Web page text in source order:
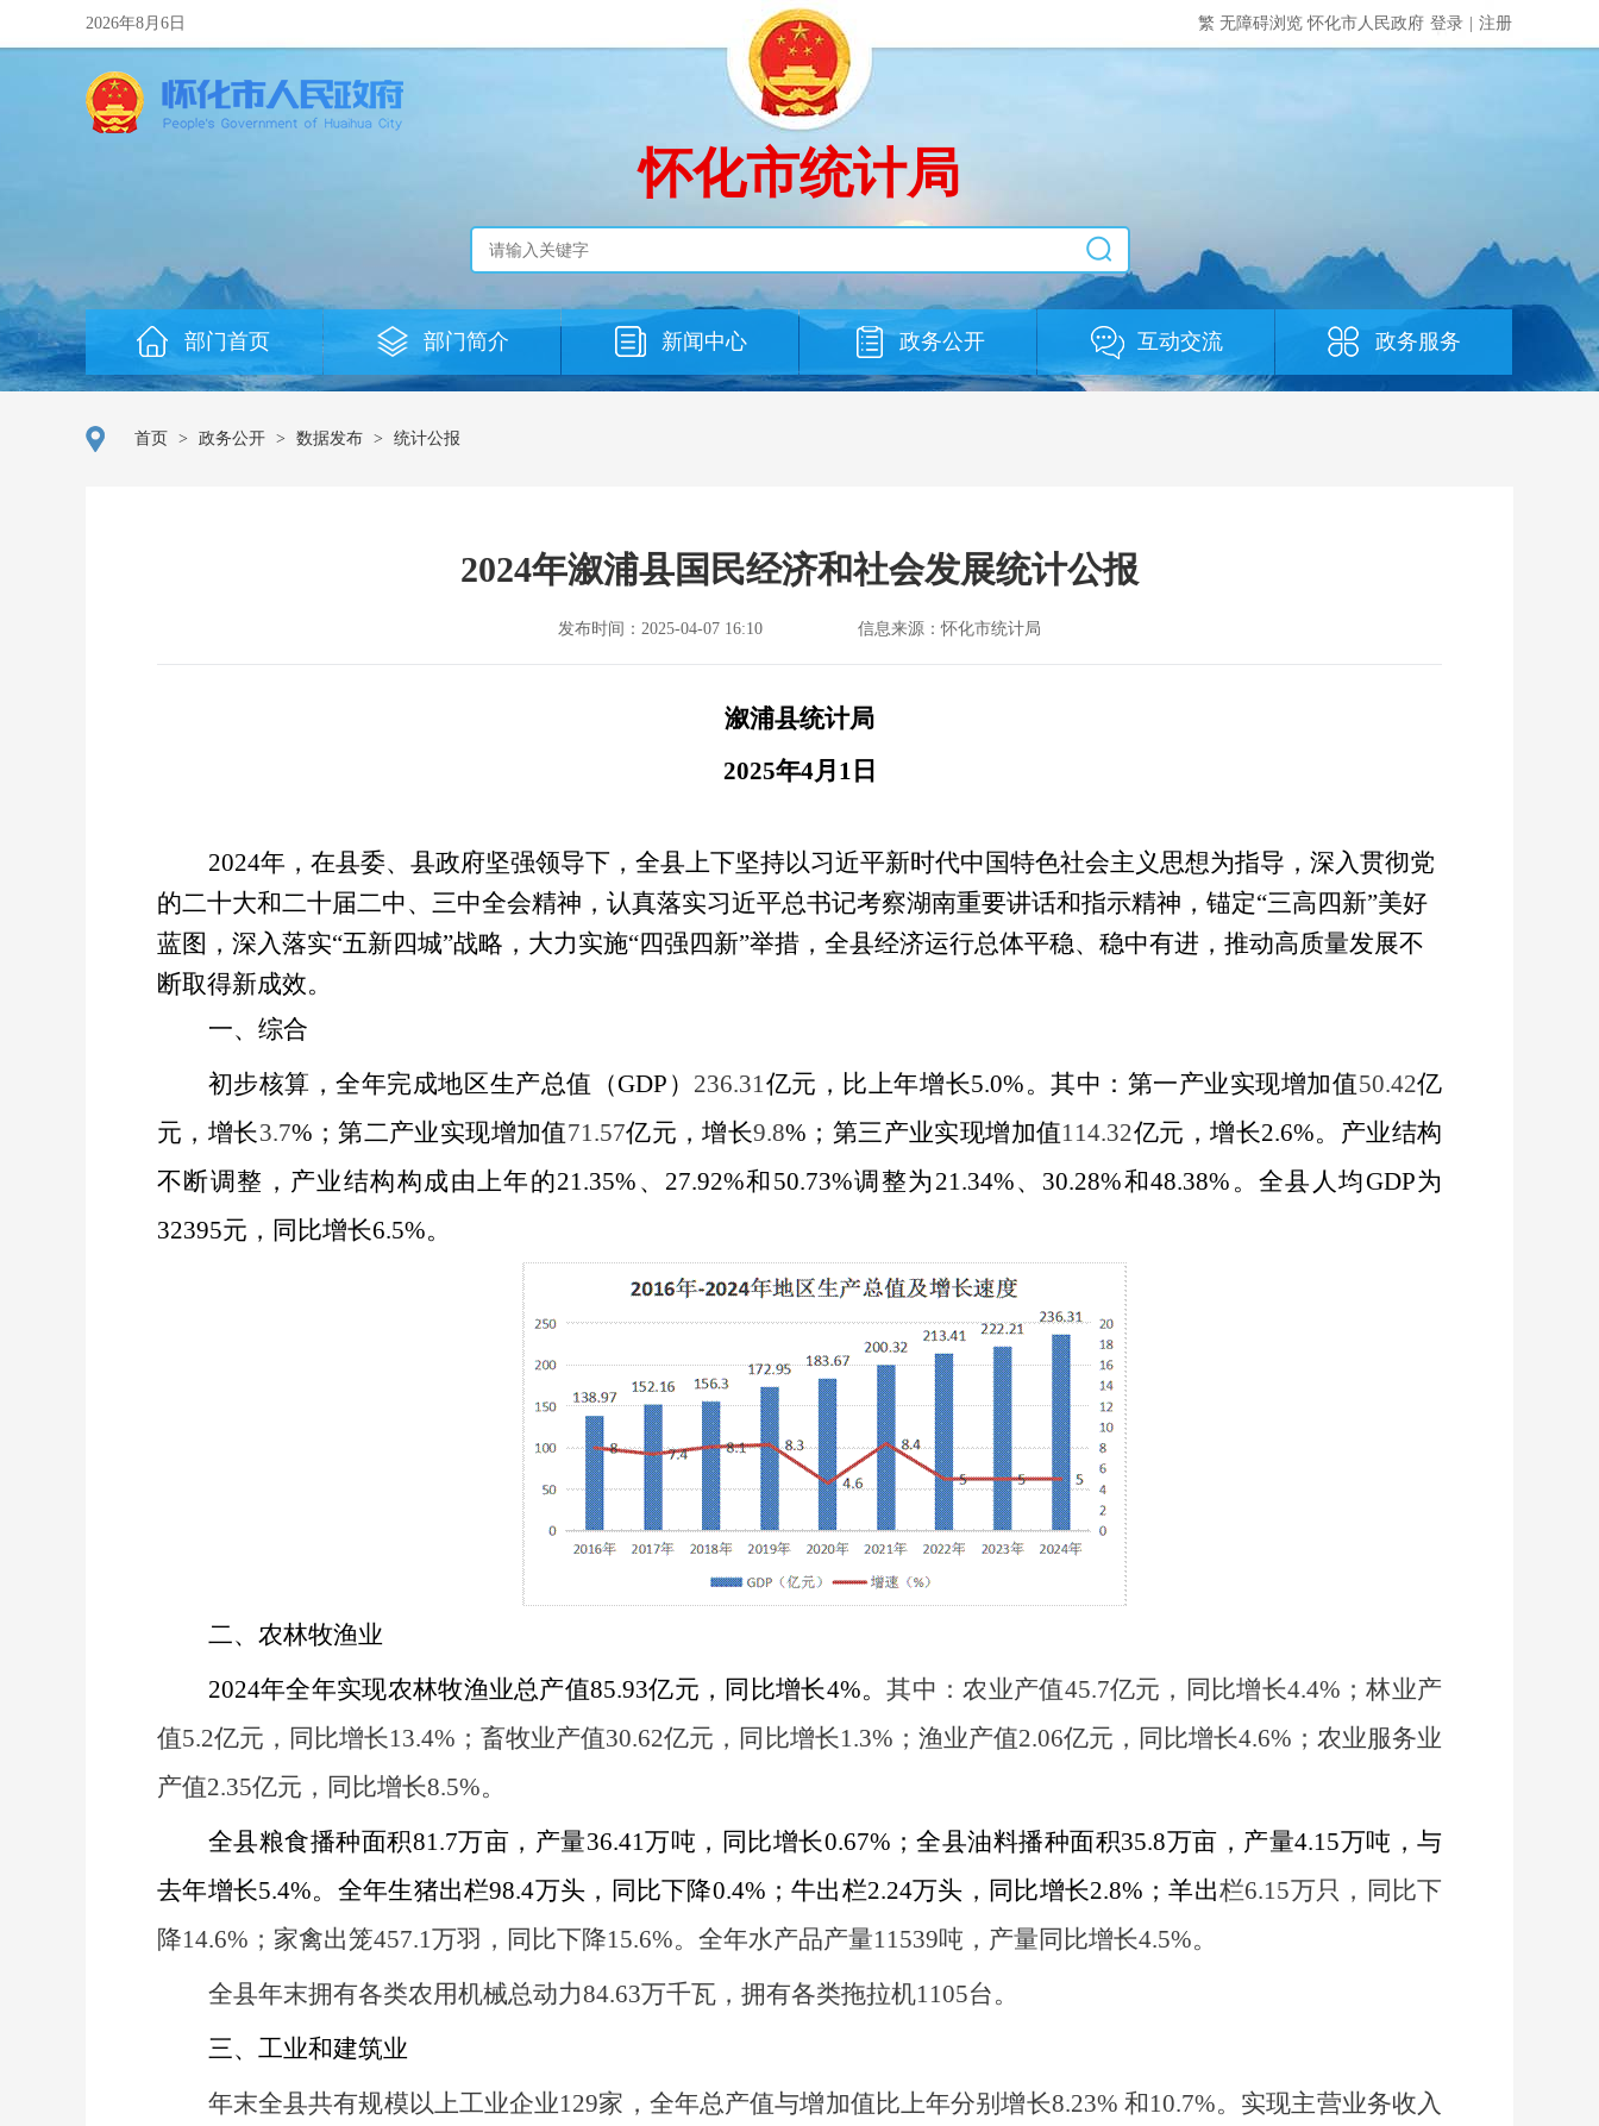
2026年8月6日 繁 无障碍浏览怀化市人民政府 登录 注册
怀化市统计局
部门首页 部门简介 新闻中心 政务公开 互动交流 政务服务
首页 > 政务公开 > 数据发布 > 统计公报
2024年溆浦县国民经济和社会发展统计公报
发布时间：2025-04-07 16:10 信息来源：怀化市统计局
溆浦县统计局
2025年4月 1 日
2024年，在县委、县政府坚强领导下，全县上下坚持以习近平新时代中国特色社会主义思想为指导，深入贯彻党
的二十大和二十届二中、三中全会精神，认真落实习近平总书记考察湖南重要讲话和指示精神，锚定“三高四新”美好
蓝图，深入落实“五新四城”战略，大力实施“四强四新”举措，全县经济运行总体平稳、稳中有进，推动高质量发展不
断取得新成效。
一、综合
初步核算，全年完成地区生产总值（GDP ） 236.31亿元，比上年增长5.0%。其中：第一产业实现增加值50.42亿
元，增长3.7% ；第二产业实现增加值71.57亿元，增长9.8% ；第三产业实现增加值114.32亿元，增长2.6%。产业结构
不断调整，产业结构构成由上年的21.35% 、 27.92%和 50.73%调整为 21.34%、 30.28%和48.38% 。全县人均GDP为
32395元，同比增长6.5%。
二、农林牧渔业
2024年全年实现农林牧渔业总产值85.93亿元，同比增长4%。其中：农业产值45.7亿元，同比增长4.4% ；林业产
值5.2亿元，同比增长13.4% ；畜牧业产值30.62亿元，同比增长1.3% ；渔业产值2.06亿元，同比增长4.6% ；农业服务业
产值2.35亿元，同比增长8.5%。
全县粮食播种面积81.7万亩，产量36.41万吨，同比增长0.67% ；全县油料播种面积35.8万亩，产量4.15万吨，与
去年增长5.4%。全年生猪出栏98.4万头，同比下降0.4% ；牛出栏2.24万头，同比增长2.8% ；羊出栏6.15万只，同比下
降14.6% ；家禽出笼457.1万羽，同比下降15.6%。全年水产品产量11539吨，产量同比增长4.5%。
全县年末拥有各类农用机械总动力84.63万千瓦，拥有各类拖拉机1105台。
三、工业和建筑业
年末全县共有规模以上工业企业129家，全年总产值与增加值比上年分别增长8.23% 和10.7%。实现主营业务收入